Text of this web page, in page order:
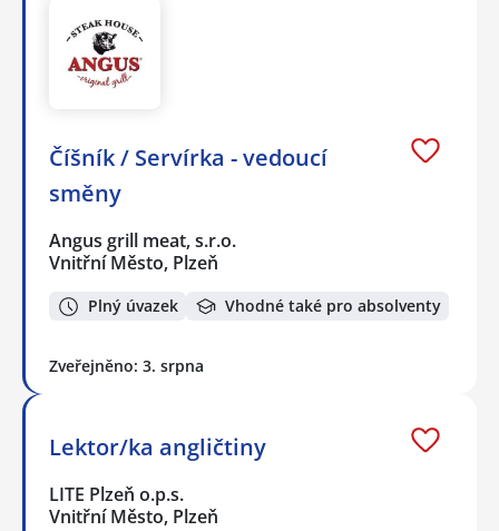
Číšník / Servírka - vedoucí
směny
Angus grill meat, s.r.o.
Vnitřní Město, Plzeň
Plný úvazek Vhodné také pro absolventy
Zveřejněno: 3. srpna
Lektor/ka angličtiny
LITE Plzeň o.p.s.
Vnitřní Město, Plzeň